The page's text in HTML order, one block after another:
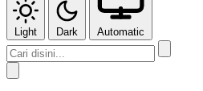
Light Dark Automatic